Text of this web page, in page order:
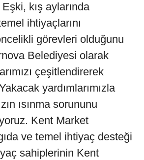
kış aylarında
ihtiyaçlarını
görevleri olduğunu
Belediyesi olarak
çeşitlendirerek
yardımlarımızla
ısınma sorununu
Kent Market
ve temel ihtiyaç desteği
sahiplerinin Kent